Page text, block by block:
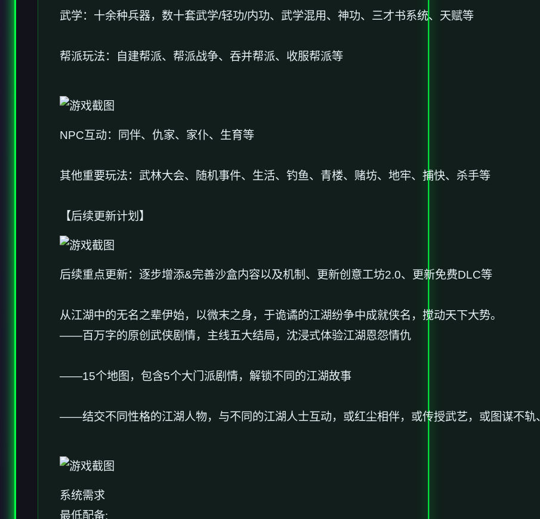
武学：十余种兵器，数十套武学/轻功/内功、武学混用、神功、三才书系统、天赋等
帮派玩法：自建帮派、帮派战争、吞并帮派、收服帮派等
NPC互动：同伴、仇家、家仆、生育等
其他重要玩法：武林大会、随机事件、生活、钓鱼、青楼、赌坊、地牢、捕快、杀手等
【后续更新计划】
后续重点更新：逐步增添&完善沙盒内容以及机制、更新创意工坊2.0、更新免费DLC等
从江湖中的无名之辈伊始，以微末之身，于诡谲的江湖纷争中成就侠名，搅动天下大势。
——百万字的原创武侠剧情，主线五大结局，沈浸式体验江湖恩怨情仇
——15个地图，包含5个大门派剧情，解锁不同的江湖故事
——结交不同性格的江湖人物，与不同的江湖人士互动，或红尘相伴，或传授武艺，或图谋不轨
系统需求
最低配备: